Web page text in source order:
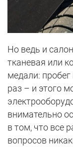
Но ведь и
тканевая или
медали:
раз – и этого
внимательно
в том, что все
вопросов